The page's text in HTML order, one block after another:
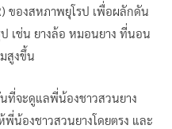
ของสหภาพยุโรป เพื่อผลักดัน
ป เช่น ยางล้อ หมอนยาง ที่นอน
สูงขึ้น
ที่จะดูแลพี่น้องชาวสวนยาง
พี่น้องชาวสวนยางโดยตรง และ